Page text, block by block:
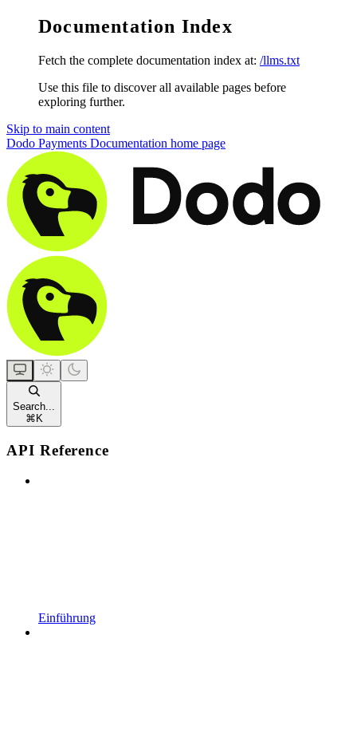
Documentation Index
Fetch the complete documentation index at: /llms.txt
Use this file to discover all available pages before
exploring further.
Skip to main content
Dodo Payments Documentation home page
Search...
⌘ K
API Reference
Einführung